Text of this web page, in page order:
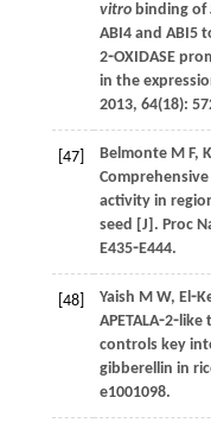
vitrobinding of
ABI4 and ABI5
2⁃OXIDASE
in the
2013, 64(18):
[47] Belmonte M F,
activity in
seed [J]. Proc
E435⁃E444.
[48] Yaish M W,
controls key
gibberellin in
e1001098.